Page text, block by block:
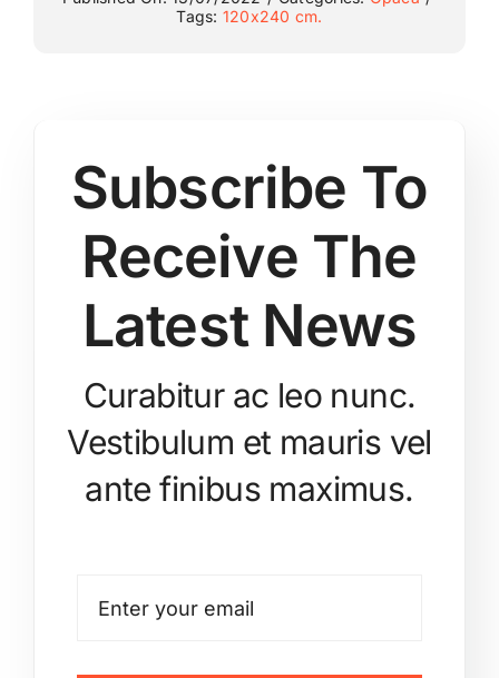
Tags: 120x240 cm.
Subscribe To
Receive The
Latest News
Curabitur ac leo nunc.
Vestibulum et mauris vel
ante finibus maximus.